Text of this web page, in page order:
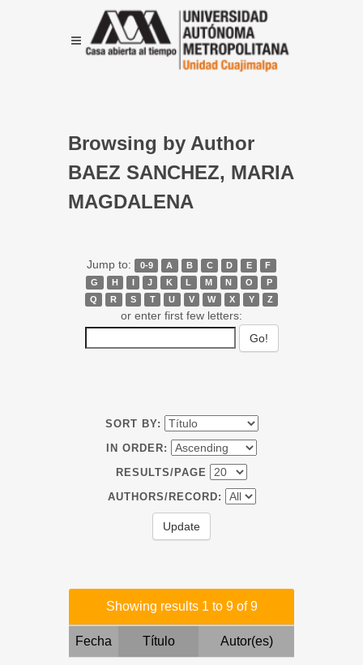
Browsing by Author
BAEZ SANCHEZ, MARIA
MAGDALENA
Jump to: 0-9 A B C D E
F
G
H I J K L M N O
P
Q
R S T U V W X Y Z
or enter first few letters:
SORT BY:
IN ORDER:
RESULTS/PAGE
AUTHORS/RECORD:
Showing results 1 to 9 of 9
Fecha Título Autor(es)